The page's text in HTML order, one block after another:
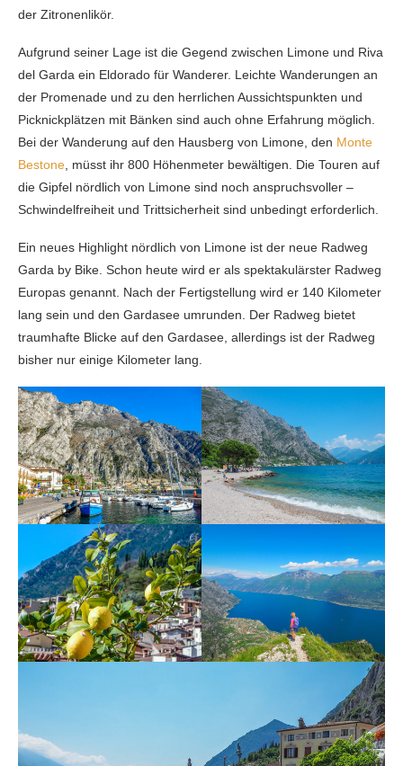
der Zitronenlikör.
Aufgrund seiner Lage ist die Gegend zwischen Limone und Riva
del Garda ein Eldorado für Wanderer. Leichte Wanderungen an
der Promenade und zu den herrlichen Aussichtspunkten und
Picknickplätzen mit Bänken sind auch ohne Erfahrung möglich.
Bei der Wanderung auf den Hausberg von Limone, den Monte
Bestone , müsst ihr 800 Höhenmeter bewältigen. Die Touren auf
die Gipfel nördlich von Limone sind noch anspruchsvoller –
Schwindelfreiheit und Trittsicherheit sind unbedingt erforderlich.
Ein neues Highlight nördlich von Limone ist der neue Radweg
Garda by Bike. Schon heute wird er als spektakulärster Radweg
Europas genannt. Nach der Fertigstellung wird er 140 Kilometer
lang sein und den Gardasee umrunden. Der Radweg bietet
traumhafte Blicke auf den Gardasee, allerdings ist der Radweg
bisher nur einige Kilometer lang.